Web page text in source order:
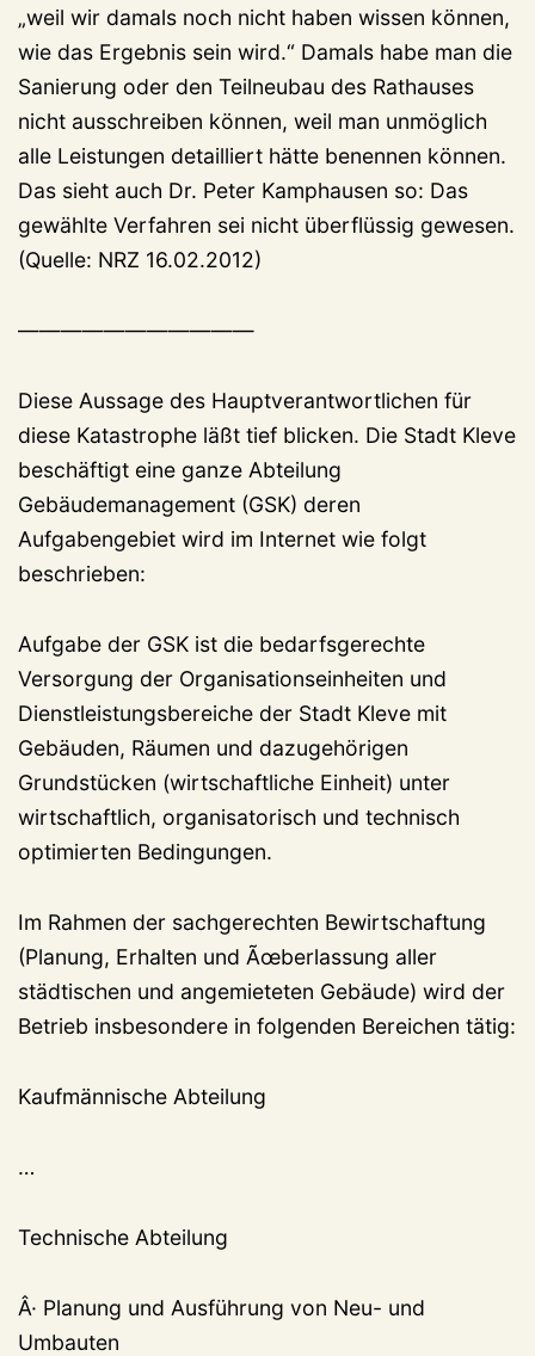
„weil wir damals noch nicht haben wissen können,
wie das Ergebnis sein wird.“ Damals habe man die
Sanierung oder den Teilneubau des Rathauses
nicht ausschreiben können, weil man unmöglich
alle Leistungen detailliert hätte benennen können.
Das sieht auch Dr. Peter Kamphausen so: Das
gewählte Verfahren sei nicht überflüssig gewesen.
(Quelle: NRZ 16.02.2012)
———————————
Diese Aussage des Hauptverantwortlichen für
diese Katastrophe läßt tief blicken. Die Stadt Kleve
beschäftigt eine ganze Abteilung
Gebäudemanagement (GSK) deren
Aufgabengebiet wird im Internet wie folgt
beschrieben:
Aufgabe der GSK ist die bedarfsgerechte
Versorgung der Organisationseinheiten und
Dienstleistungsbereiche der Stadt Kleve mit
Gebäuden, Räumen und dazugehörigen
Grundstücken (wirtschaftliche Einheit) unter
wirtschaftlich, organisatorisch und technisch
optimierten Bedingungen.
Im Rahmen der sachgerechten Bewirtschaftung
(Planung, Erhalten und Ãœberlassung aller
städtischen und angemieteten Gebäude) wird der
Betrieb insbesondere in folgenden Bereichen tätig:
Kaufmännische Abteilung
…
Technische Abteilung
Â· Planung und Ausführung von Neu- und
Umbauten